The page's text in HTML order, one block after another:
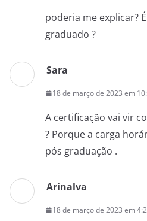
poderia me explicar?
graduado ?
Sara
18 de março de 2023 em
A certificação vai vir
? Porque a carga
pós graduação .
Arinalva
18 de março de 2023 em